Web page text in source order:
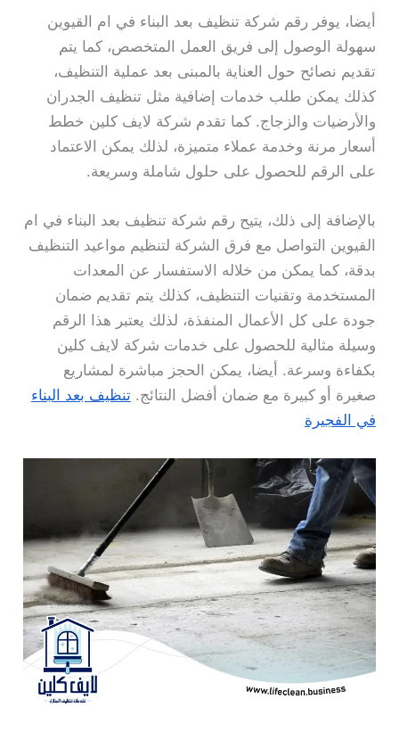
أيضا، يوفر رقم شركة تنظيف بعد البناء في ام القيوين
سهولة الوصول إلى فريق العمل المتخصص، كما يتم
تقديم نصائح حول العناية بالمبنى بعد عملية التنظيف،
كذلك يمكن طلب خدمات إضافية مثل تنظيف الجدران
والأرضيات والزجاج. كما تقدم شركة لايف كلين خطط
أسعار مرنة وخدمة عملاء متميزة، لذلك يمكن الاعتماد
على الرقم للحصول على حلول شاملة وسريعة.
بالإضافة إلى ذلك، يتيح رقم شركة تنظيف بعد البناء في ام
القيوين التواصل مع فرق الشركة لتنظيم مواعيد التنظيف
بدقة، كما يمكن من خلاله الاستفسار عن المعدات
المستخدمة وتقنيات التنظيف، كذلك يتم تقديم ضمان
جودة على كل الأعمال المنفذة، لذلك يعتبر هذا الرقم
وسيلة مثالية للحصول على خدمات شركة لايف كلين
بكفاءة وسرعة. أيضا، يمكن الحجز مباشرة لمشاريع
صغيرة أو كبيرة مع ضمان أفضل النتائج.تنظيف بعد البناء
في الفجيرة